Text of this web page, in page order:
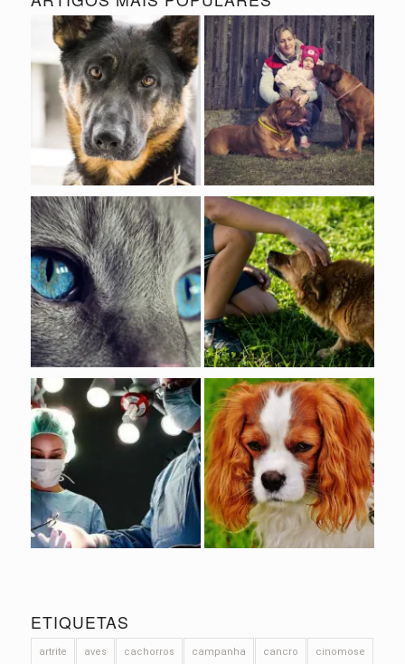
ETIQUETAS
artrite aves cachorros campanha cancro cinomose